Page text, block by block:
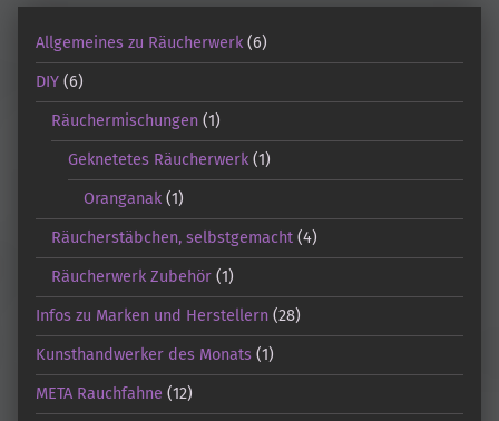
Allgemeines zu Räucherwerk (6)
DIY (6)
Räuchermischungen (1)
Geknetetes Räucherwerk(1)
Oranganak (1)
Räucherstäbchen, selbstgemacht (4)
Räucherwerk Zubehör (1)
Infos zu Marken und Herstellern (28)
Kunsthandwerker des Monats (1)
META Rauchfahne (12)